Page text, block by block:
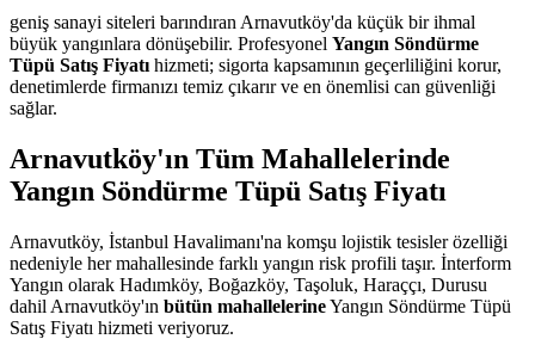
geniş sanayi siteleri barındıran Arnavutköy'da küçük bir ihmal
büyük yangınlara dönüşebilir. Profesyonel Yangın Söndürme
Tüpü Satış Fiyatı hizmeti; sigorta kapsamının geçerliliğini korur,
denetimlerde firmanızı temiz çıkarır ve en önemlisi can güvenliği
sağlar.
Arnavutköy'ın Tüm Mahallelerinde
Yangın Söndürme Tüpü Satış Fiyatı
Arnavutköy, İstanbul Havalimanı'na komşu lojistik tesisler özelliği
nedeniyle her mahallesinde farklı yangın risk profili taşır. İnterform
Yangın olarak Hadımköy, Boğazköy, Taşoluk, Haraççı, Durusu
dahil Arnavutköy'ın bütün mahallelerineYangın Söndürme Tüpü
Satış Fiyatı hizmeti veriyoruz.